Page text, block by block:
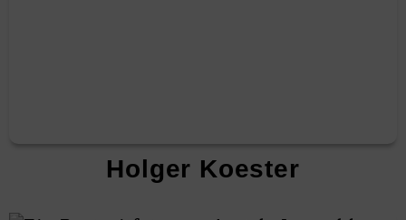
Holger Koester